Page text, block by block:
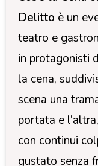
Delitto è un
teatro e
in protagonisti
la cena,
scena una
portata e
con continui
gustato senza